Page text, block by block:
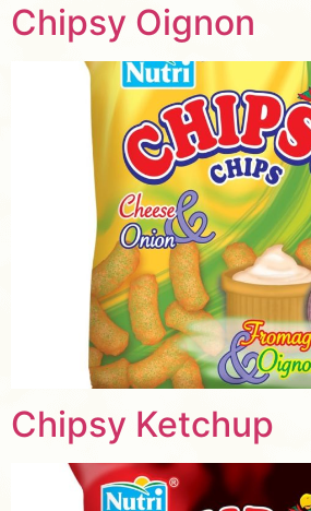
Chipsy Oignon
Chipsy Ketchup